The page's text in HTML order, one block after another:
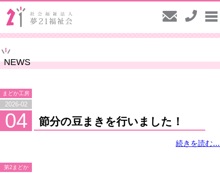
NEWS
まどか工房
2026-02
04 節分の豆まきを行いました！
続きを読む…
第2まどか